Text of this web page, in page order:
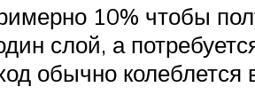
10% чтобы
слой, а
обычно